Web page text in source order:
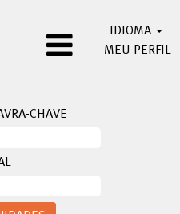
IDIOMA
MEU PERFIL
CHAVE